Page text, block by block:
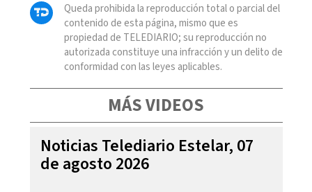
Queda prohibida la reproducción total o parcial del
contenido de esta página, mismo que es
propiedad de TELEDIARIO; su reproducción no
autorizada constituye una infracción y un delito de
conformidad con las leyes aplicables.
MÁS VIDEOS
Noticias Telediario Estelar, 07
de agosto 2026